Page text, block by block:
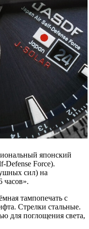
японский
Defense Force).
сил) на
часов».
тампопечать с
Стрелки стальные.
для поглощения света,